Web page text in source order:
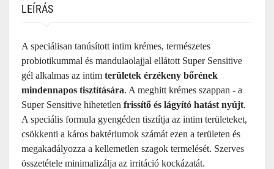
LEÍRÁS
A speciálisan tanúsított intim krémes, természetes
probiotikummal és mandulaolajjal ellátott Super Sensitive
gél alkalmas az intim területek érzékeny bőrének
mindennapos tisztítására. A meghitt krémes szappan - a
Super Sensitive hihetetlen frissítő és lágyító hatást nyújt.
A speciális formula gyengéden tisztítja az intim területeket,
csökkenti a káros baktériumok számát ezen a területen és
megakadályozza a kellemetlen szagok termelését. Szerves
összetétele minimalizálja az irritáció kockázatát.